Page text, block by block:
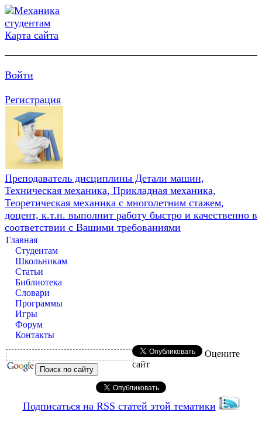
Карта сайта
Войти
Регистрация
Преподаватель дисциплины Детали машин,
Техническая механика, Прикладная механика,
Теоретическая механика с многолетним стажем,
доцент, к.т.н. выполнит работу быстро и качественно в
соответствии с Вашими требованиями
Главная
Студентам
Школьникам
Статьи
Библиотека
Словари
Программы
Игры
Форум
Контакты
Оцените
сайт
Подписаться на RSS статей этой тематики